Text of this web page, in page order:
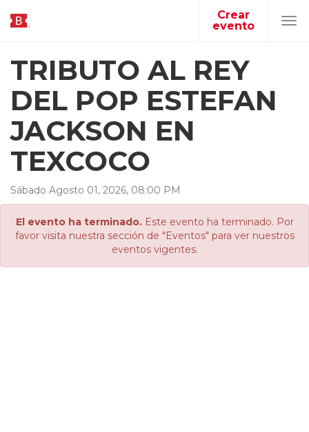
Crear
evento
TRIBUTO AL REY
DEL POP ESTEFAN
JACKSON EN
TEXCOCO
Sábado Agosto 01, 2026, 08:00 PM
El evento ha terminado.Este evento ha terminado. Por
favor visita nuestra sección de "Eventos" para ver nuestros
eventos vigentes.